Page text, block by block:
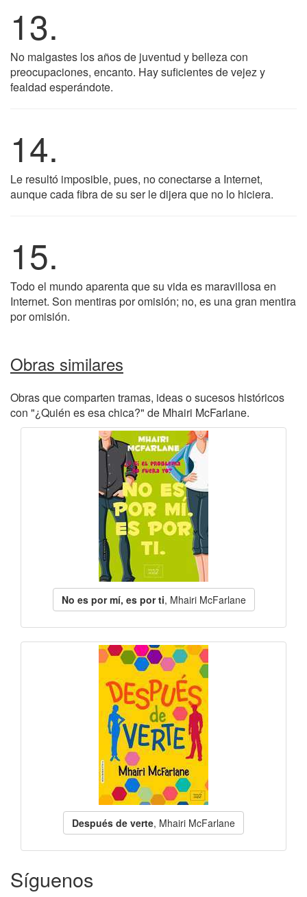
13.
No malgastes los años de juventud y belleza con
preocupaciones, encanto. Hay suficientes de vejez y
fealdad esperándote.
14.
Le resultó imposible, pues, no conectarse a Internet,
aunque cada fibra de su ser le dijera que no lo hiciera.
15.
Todo el mundo aparenta que su vida es maravillosa en
Internet. Son mentiras por omisión; no, es una gran mentira
por omisión.
Obras similares
Obras que comparten tramas, ideas o sucesos históricos
con "¿Quién es esa chica?" de Mhairi McFarlane.
No es por mí, es por ti, Mhairi McFarlane
Después de verte, Mhairi McFarlane
Síguenos